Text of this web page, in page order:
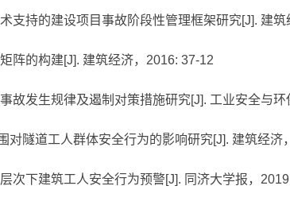
支持的建设项目事故阶段性管理框架研究[J]. 建
阵的构建[J]. 建筑经济，2016: 37-12
故发生规律及遏制对策措施研究[J]. 工业安全与
对隧道工人群体安全行为的影响研究[J]. 建筑经济
次下建筑工人安全行为预警[J]. 同济大学报，